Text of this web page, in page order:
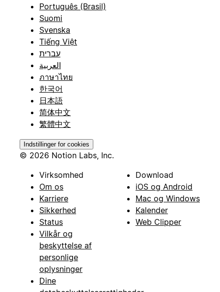
Português (Brasil)
Suomi
Svenska
Tiếng Việt
עברית
العربية
ภาษาไทย
한국어
日本語
简体中文
繁體中文
Indstillinger for cookies
© 2026 Notion Labs, Inc.
Virksomhed
Om os
Karriere
Sikkerhed
Status
Vilkår og
beskyttelse af
personlige
oplysninger
Dine
Download
iOS og Android
Mac og Windows
Kalender
Web Clipper